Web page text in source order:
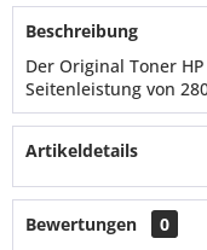
Beschreibung
Der Original Toner
Seitenleistung von
Artikeldetails
Bewertungen
0